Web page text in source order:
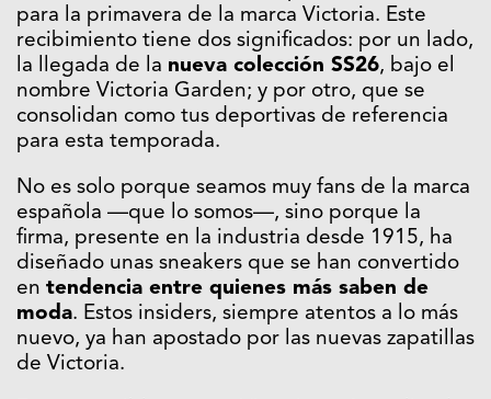
para la primavera de la marca Victoria. Este
recibimiento tiene dos significados: por un lado,
la llegada de la nueva colección SS26, bajo el
nombre Victoria Garden; y por otro, que se
consolidan como tus deportivas de referencia
para esta temporada.
No es solo porque seamos muy fans de la marca
española —que lo somos—, sino porque la
firma, presente en la industria desde 1915, ha
diseñado unas sneakers que se han convertido
en tendencia entre quienes más saben de
moda. Estos insiders, siempre atentos a lo más
nuevo, ya han apostado por las nuevas zapatillas
de Victoria.